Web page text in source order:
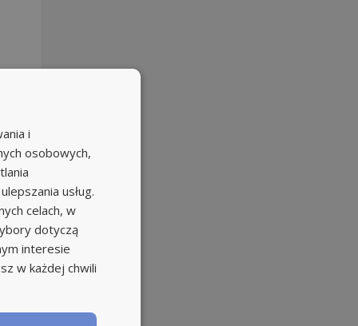
i
osobowych,
usług.
celach, w
dotyczą
interesie
w każdej chwili